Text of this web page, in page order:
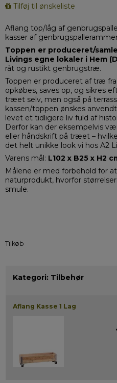
Tilføj til ønskeliste
Aflang top/låg af
kasser af
Toppen er produceret/
Livings egne lokaler i Hem
råt og rustikt genbrugstræ.
Toppen er produceret af træ
opkøbes, saves op, og sikres
træet selv, men også på
kassen/toppen ønskes
levet et tidligere liv fuld af
Derfor kan der eksempelvis
eller håndskrift på træet –
det helt unikke look vi hos A2
Varens mål: L102 x B25 x H2
Målene er med forbehold for
naturprodukt, hvorfor
smule.
Tilkøb
Kategori: Tilbehør
Aflang Kasse 1 Lag